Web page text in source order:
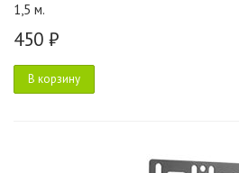
1,5 м.
450 ₽
В корзину